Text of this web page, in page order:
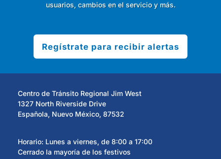
usuarios, cambios en el servicio y más.
Regístrate para recibir alertas
Centro de Tránsito Regional Jim West
1327 North Riverside Drive
Española, Nuevo México, 87532
Horario: Lunes a viernes, de 8:00 a 17:00
Cerrado la mayoría de los festivos